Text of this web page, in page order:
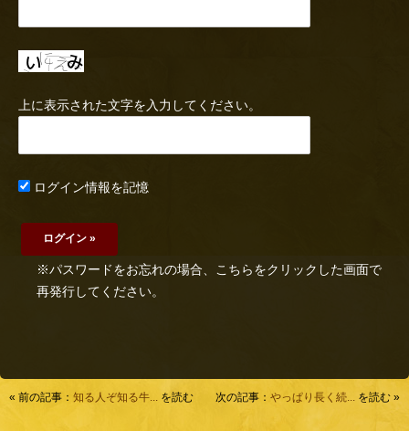
上に表示された文字を入力してください。
ログイン情報を記憶
※パスワードをお忘れの場合、こちらをクリックした画面で
再発行してください。
« 前の記事： 知る人ぞ知る牛... を読む 次の記事： やっぱり長く続... を読む »